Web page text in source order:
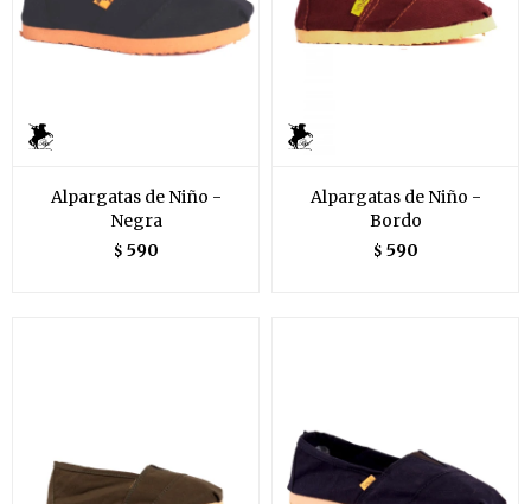
Alpargatas de Niño -
Negra
$ 590
Alpargatas de Niño -
Bordo
$ 590